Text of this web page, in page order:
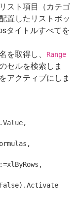
スト項目（カテゴ
置したリストボッ
タイトルすべてを
を取得し、
Range
セルを検索しま
アクティブにしま
False